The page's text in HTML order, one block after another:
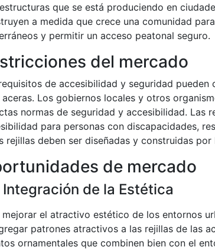
que se está produciendo en
a medida que crece una comunidad
y permitir un acceso peatonal seguro.
del mercado
de accesibilidad y seguridad
aceras. Los gobiernos locales y otros
normas de seguridad y accesibilidad. Las
para personas con discapacidades,
rejillas deben ser diseñadas y construidas
de mercado
Integración de la Estética
mejorar el atractivo estético de los entornos
patrones atractivos a las rejillas de las
ornamentales que combinen bien con el